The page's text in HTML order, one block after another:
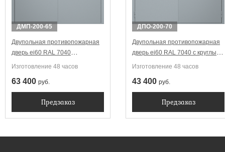
ДМП-200-65
Двупольная противопожарная
дверь ei60 RAL 7040
Антипаника (две ручки)
Изготовление 48 часов
63 400 руб.
Предзаказ
ДПО-200-70
Двупольная противопожарная
дверь ei60 RAL 7040 с круглым
стеклопакетом
Изготовление 48 часов
43 400 руб.
Предзаказ